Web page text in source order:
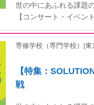
世の中にあふれる課題
【コンサート・イベ
専修学校（専門学校）|
【特集：
戦